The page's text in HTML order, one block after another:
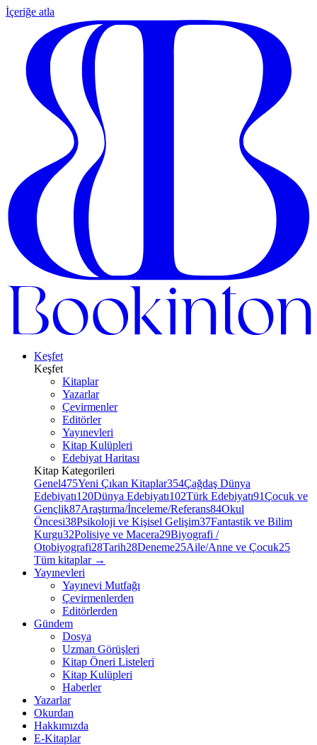
İçeriğe atla
Keşfet
Keşfet
Kitaplar
Yazarlar
Çevirmenler
Editörler
Yayınevleri
Kitap Kulüpleri
Edebiyat Haritası
Kitap Kategorileri
Genel475Yeni Çıkan Kitaplar354Çağdaş Dünya
Edebiyatı120Dünya Edebiyatı102Türk Edebiyatı91Çocuk ve
Gençlik87Araştırma/İnceleme/Referans84Okul
Öncesi38Psikoloji ve Kişisel Gelişim37Fantastik ve Bilim
Kurgu32Polisiye ve Macera29Biyografi /
Otobiyografi28Tarih28Deneme25Aile/Anne ve Çocuk25
Tüm kitaplar →
Yayınevleri
Yayınevi Mutfağı
Çevirmenlerden
Editörlerden
Gündem
Dosya
Uzman Görüşleri
Kitap Öneri Listeleri
Kitap Kulüpleri
Haberler
Yazarlar
Okurdan
Hakkımızda
E-Kitaplar